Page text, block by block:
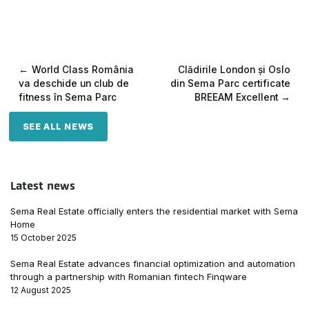
Post
navigation
World Class România
va deschide un club de
fitness în Sema Parc
Clădirile London și Oslo
din Sema Parc certificate
BREEAM Excellent
SEE ALL NEWS
Latest news
Sema Real Estate officially enters the residential market with Sema
Home
15 October 2025
Sema Real Estate advances financial optimization and automation
through a partnership with Romanian fintech Finqware
12 August 2025